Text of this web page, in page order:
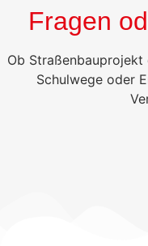
Fragen
Ob
Schulwege oder